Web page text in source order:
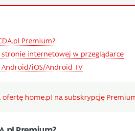
Premium?
stronie internetowej w przeglądarce
iOS/Android TV
home.pl na subskrypcję